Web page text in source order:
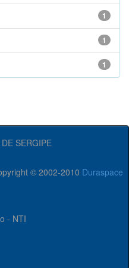
1
1
1
SERGIPE
© 2002-2010 Duraspace
- NTI